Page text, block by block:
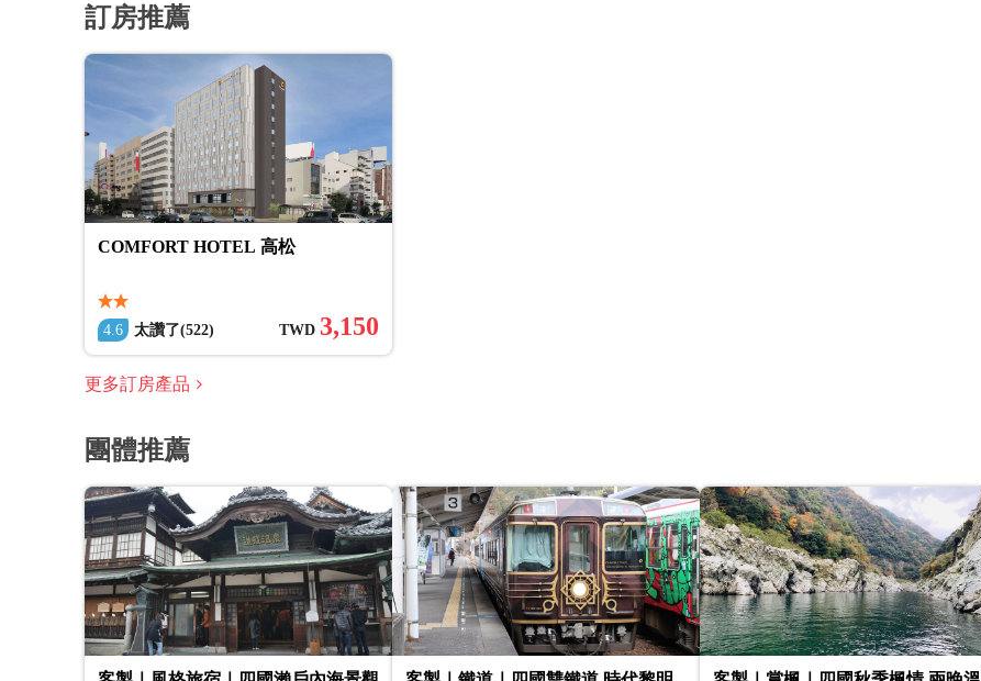
訂房推薦
COMFORT HOTEL 高松
4.6 太讚了(522) TWD 3,150
更多訂房產品
團體推薦